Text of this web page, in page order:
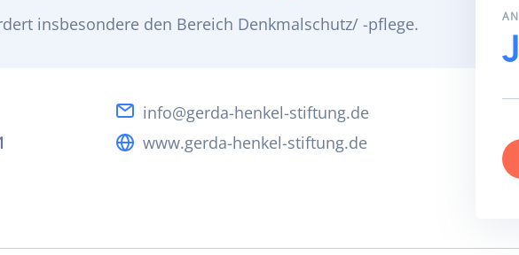
insbesondere den Bereich Denkmalschutz/ -pflege.
info@gerda-henkel-stiftung.de
www.gerda-henkel-stiftung.de